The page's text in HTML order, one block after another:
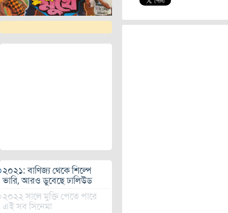
২০২১: বাণিজ্য থেকে শিল্পে
ভারি, আরও ডুবেছে ঢালিউড
২০২২ সালে মুক্তি পেতে পারে
এই সব সিনেমা